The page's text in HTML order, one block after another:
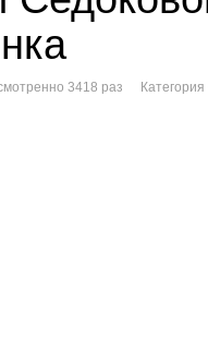
3418 раз Категория